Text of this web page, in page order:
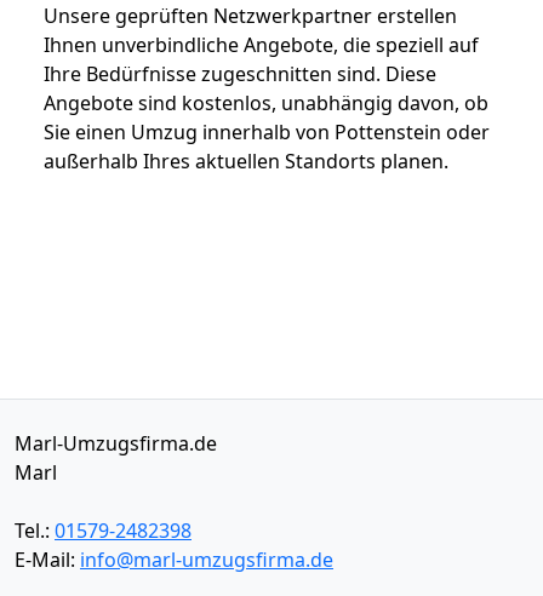
Unsere geprüften Netzwerkpartner erstellen
Ihnen unverbindliche Angebote, die speziell auf
Ihre Bedürfnisse zugeschnitten sind. Diese
Angebote sind kostenlos, unabhängig davon, ob
Sie einen Umzug innerhalb von Pottenstein oder
außerhalb Ihres aktuellen Standorts planen.
Marl-Umzugsfirma.de
Marl
Tel.: 01579-2482398
E-Mail: info@marl-umzugsfirma.de